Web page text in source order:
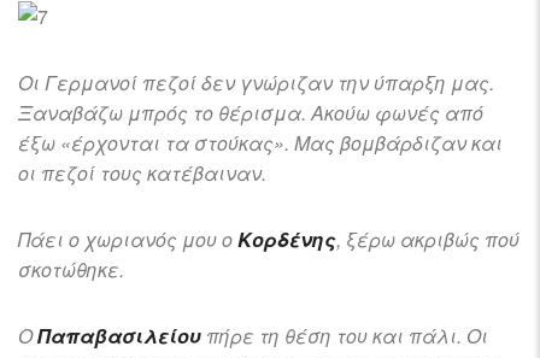
Οι Γερμανοί πεζοί δεν γνώριζαν την ύπαρξη μας.
Ξαναβάζω μπρός το θέρισμα. Ακούω φωνές από
έξω «έρχονται τα στούκας». Μας βομβάρδιζαν και
οι πεζοί τους κατέβαιναν.
Πάει ο χωριανός μου οΚορδένης, ξέρω ακριβώς πού
σκοτώθηκε.
ΟΠαπαβασιλείου πήρε τη θέση του και πάλι. Οι